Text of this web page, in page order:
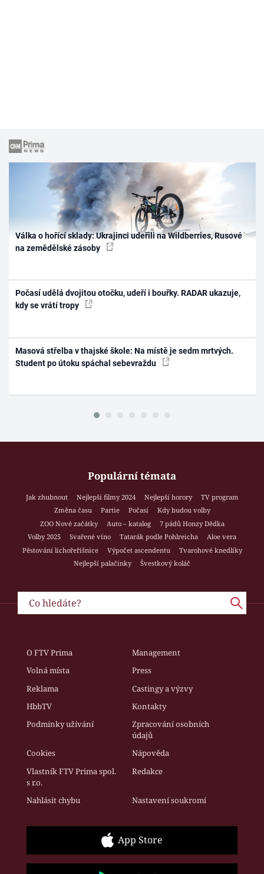
Válka o hořící sklady: Ukrajinci udeřili na Wildberries, Rusové
na zemědělské zásoby
Počasí udělá dvojitou otočku, udeří i bouřky. RADAR ukazuje,
kdy se vrátí tropy
Masová střelba v thajské škole: Na místě je sedm mrtvých.
Student po útoku spáchal sebevraždu
Populární témata
Jak zhubnout Nejlepší filmy 2024 Nejlepší horory
TV program
Změna času
Partie Počasí
Kdy budou volby
ZOO Nové začátky
Auto – katalog
7 pádů Honzy Dědka
Volby 2025
Svařené víno Tatarák podle Pohlreicha
Aloe vera
Pěstování lichořeřišnice
Výpočet ascendentu
Tvarohové knedlíky
Nejlepší palačinky
Švestkový koláč
O FTV Prima
Management
Volná místa
Press
Reklama
Castingy a výzvy
HbbTV
Kontakty
Podmínky užívání
Zpracování osobních
údajů
Cookies
Nápověda
Vlastník FTV Prima spol.
s r.o.
Redakce
Nahlásit chybu Nastavení soukromí
App Store